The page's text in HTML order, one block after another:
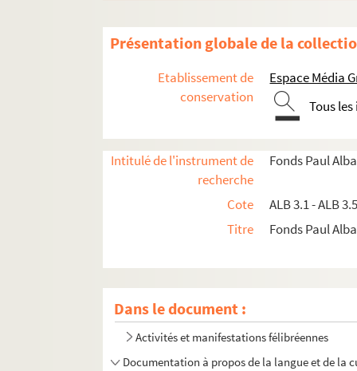
Présentation globale de la
Etablissement de
conservation
Espace Média
Tous
Intitulé de l'instrument de
recherche
Fonds Paul
Cote
ALB 3.1 - ALB
Titre
Fonds Paul
Dans le document :
Activités et manifestations félibréennes
Documentation à propos de la langue et de la